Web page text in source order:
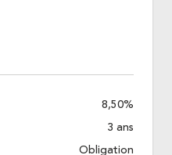
8,50%
3 ans
Obligation